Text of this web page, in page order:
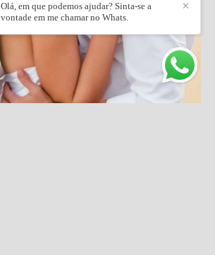
✕
Olá, em que podemos ajudar? Sinta-se a
vontade em me chamar no Whats.